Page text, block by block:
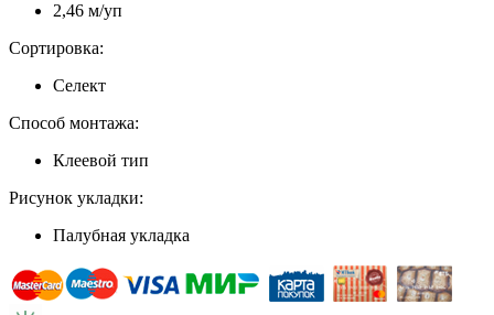
2,46 м/уп
Сортировка:
Селект
Способ монтажа:
Клеевой тип
Рисунок укладки:
Палубная укладка